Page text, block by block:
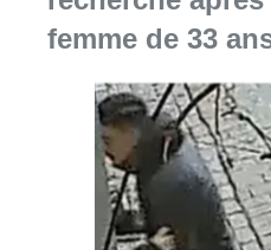
06 août 2026 Consulter
La Commune